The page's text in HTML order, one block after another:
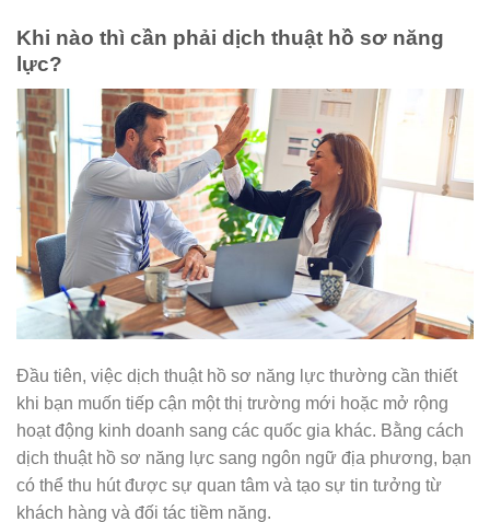
Khi nào thì cần phải dịch thuật hồ sơ năng
lực?
Đầu tiên, việc dịch thuật hồ sơ năng lực thường cần thiết
khi bạn muốn tiếp cận một thị trường mới hoặc mở rộng
hoạt động kinh doanh sang các quốc gia khác. Bằng cách
dịch thuật hồ sơ năng lực sang ngôn ngữ địa phương, bạn
có thể thu hút được sự quan tâm và tạo sự tin tưởng từ
khách hàng và đối tác tiềm năng.